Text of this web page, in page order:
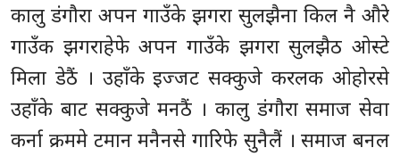
कालु डंगौरा अपन गाउँके झगरा सुलझैना किल नै औरे
गाउँक झगराहेफे अपन गाउँके झगरा सुलझैठ ओस्टे
मिला डेठैं । उहाँके इज्जट सक्कुजे करलक ओहोरसे
उहाँके बाट सक्कुजे मनठैं । कालु डंगौरा समाज सेवा
कर्ना क्रममे टमान मनैनसे गारिफे सुनैलैं । समाज बनल